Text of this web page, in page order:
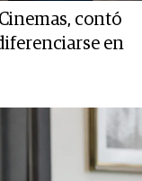
contó
en